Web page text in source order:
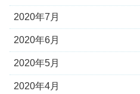
2020年7月
2020年6月
2020年5月
2020年4月